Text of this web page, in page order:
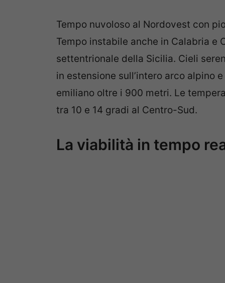
Tempo nuvoloso al Nordovest con
Tempo instabile anche in Calabria e
settentrionale della Sicilia. Cieli
in estensione sull’intero arco alpino
emiliano oltre i 900 metri. Le
tra 10 e 14 gradi al Centro-Sud.
La viabilità in tempo